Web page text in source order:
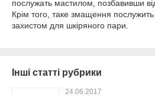
послужать мастилом, позбавивши
Крім того, таке змащення
захистом для шкіряного пари.
Інші статті рубрики
24.06.2017